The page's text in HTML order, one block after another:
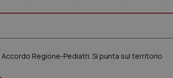
Regione-Pediatri. Si punta sul territorio